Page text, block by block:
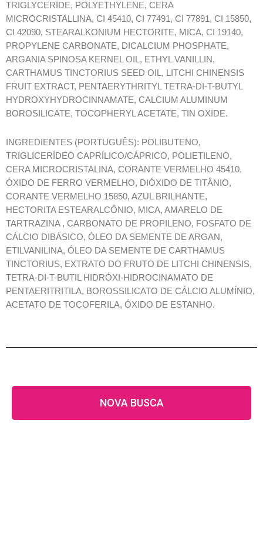
TRIGLYCERIDE, POLYETHYLENE, CERA
MICROCRISTALLINA, CI 45410, CI 77491, CI 77891, CI 15850,
CI 42090, STEARALKONIUM HECTORITE, MICA, CI 19140,
PROPYLENE CARBONATE, DICALCIUM PHOSPHATE,
ARGANIA SPINOSA KERNEL OIL, ETHYL VANILLIN,
CARTHAMUS TINCTORIUS SEED OIL, LITCHI CHINENSIS
FRUIT EXTRACT, PENTAERYTHRITYL TETRA-DI-T-BUTYL
HYDROXYHYDROCINNAMATE, CALCIUM ALUMINUM
BOROSILICATE, TOCOPHERYL ACETATE, TIN OXIDE.
INGREDIENTES (PORTUGUÊS): POLIBUTENO,
TRIGLICERÍDEO CAPRÍLICO/CÁPRICO, POLIETILENO,
CERA MICROCRISTALINA, CORANTE VERMELHO 45410,
ÓXIDO DE FERRO VERMELHO, DIÓXIDO DE TITÂNIO,
CORANTE VERMELHO 15850, AZUL BRILHANTE,
HECTORITA ESTEARALCÔNIO, MICA, AMARELO DE
TARTRAZINA , CARBONATO DE PROPILENO, FOSFATO DE
CÁLCIO DIBÁSICO, ÓLEO DA SEMENTE DE ARGAN,
ETILVANILINA, ÓLEO DA SEMENTE DE CARTHAMUS
TINCTORIUS, EXTRATO DO FRUTO DE LITCHI CHINENSIS,
TETRA-DI-T-BUTIL HIDRÓXI-HIDROCINAMATO DE
PENTAERITRITILA, BOROSSILICATO DE CÁLCIO ALUMÍNIO,
ACETATO DE TOCOFERILA, ÓXIDO DE ESTANHO.
NOVA BUSCA